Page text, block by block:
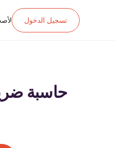
تسجيل الدخول
حاسبة ضريبة الدخل ل